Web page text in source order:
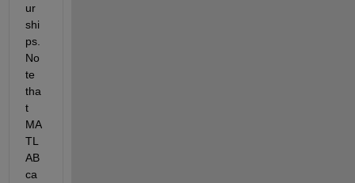
ur
shi
ps.
No
te
tha
t
MA
TL
AB
ca